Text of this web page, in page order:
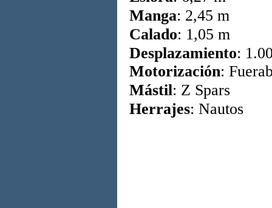
Manga: 2,45 m
Calado: 1,05 m
Desplazamiento:
Motorización:
Mástil: Z Spars
Herrajes: Nautos